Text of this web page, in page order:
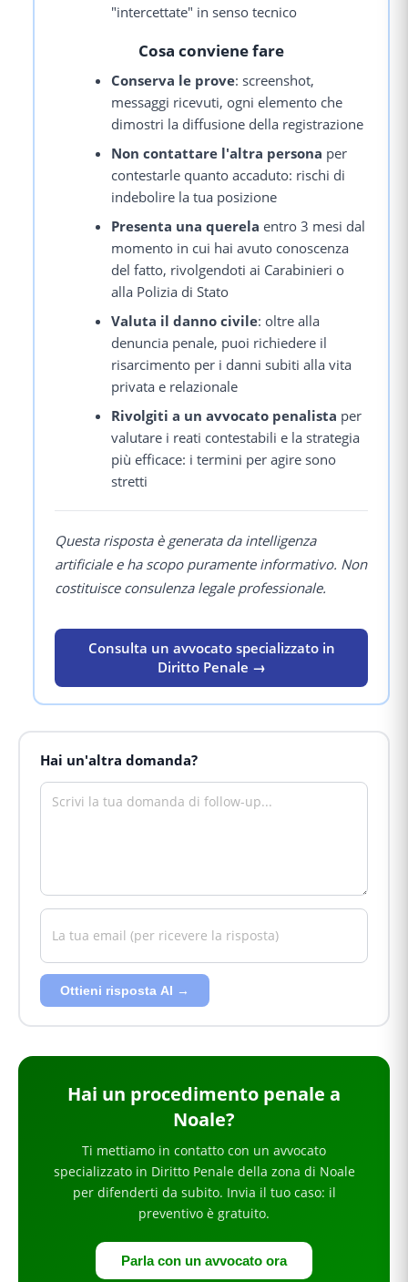
"intercettate" in senso tecnico
Cosa conviene fare
Conserva le prove: screenshot,
messaggi ricevuti, ogni elemento che
dimostri la diffusione della registrazione
Non contattare l'altra persona per
contestarle quanto accaduto: rischi di
indebolire la tua posizione
Presenta una querela entro 3 mesi dal
momento in cui hai avuto conoscenza
del fatto, rivolgendoti ai Carabinieri o
alla Polizia di Stato
Valuta il danno civile: oltre alla
denuncia penale, puoi richiedere il
risarcimento per i danni subiti alla vita
privata e relazionale
Rivolgiti a un avvocato penalista per
valutare i reati contestabili e la strategia
più efficace: i termini per agire sono
stretti
Questa risposta è generata da intelligenza
artificiale e ha scopo puramente informativo. Non
costituisce consulenza legale professionale.
Consulta un avvocato specializzato in
Diritto Penale →
Hai un'altra domanda?
Ottieni risposta AI →
Hai un procedimento penale a
Noale?
Ti mettiamo in contatto con un avvocato
specializzato in Diritto Penaledella zona di Noale
per difenderti da subito. Invia il tuo caso: il
preventivo è gratuito.
Parla con un avvocato ora